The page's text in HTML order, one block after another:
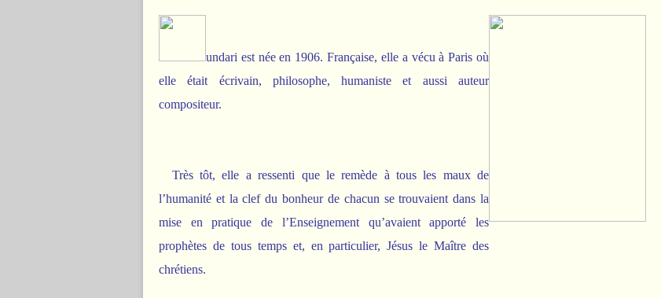
undari est née en 1906. Française, elle a vécu à Paris où
elle était écrivain, philosophe, humaniste et aussi auteur
compositeur.
Très tôt, elle a ressenti que le remède à tous les maux de
l’humanité et la clef du bonheur de chacun se trouvaient dans la
mise en pratique de l’Enseignement qu’avaient apporté les
prophètes de tous temps et, en particulier, Jésus le Maître des
chrétiens.